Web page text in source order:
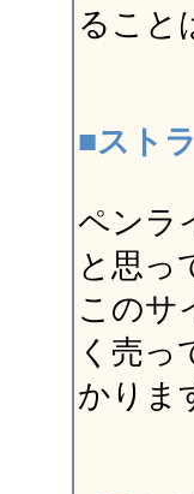
ること
■スト
ペンラ
と思っ
このサ
く売っ
かりま